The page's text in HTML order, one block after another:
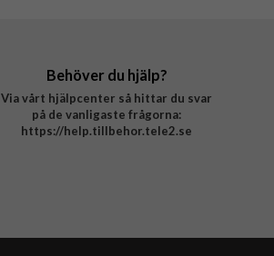
Behöver du hjälp?
Via vårt hjälpcenter så hittar du svar
på de vanligaste frågorna:
https://help.tillbehor.tele2.se